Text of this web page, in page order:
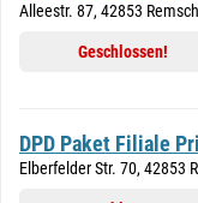
Alleestr. 87, 42853
Geschlossen!
DPD Paket Filiale
Elberfelder Str. 70, 42853